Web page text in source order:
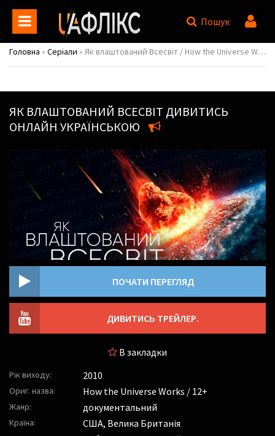
Пошук
Головна » Серіали » Як влаштований Всесвіт / How the Universe Works
ЯК ВЛАШТОВАНИЙ ВСЕСВІТ ДИВИТИСЬ
ОНЛАЙН УКРАЇНСЬКОЮ
ПОЧАТИ ПЕРЕГЛЯД
ДИВИТИСЬ ТРЕЙЛЕР.
В закладки
Рік виходу: 2010
Ориг. назва: How the Universe Works / 12+
Жанр: документальний
Країна: США, Велика Британія